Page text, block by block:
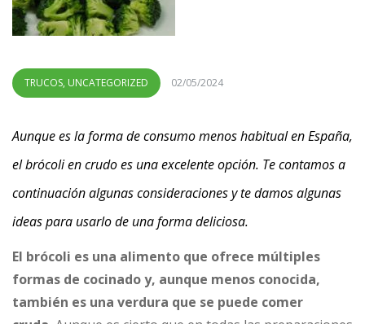
TRUCOS, UNCATEGORIZED 02/05/2024
Aunque es la forma de consumo menos habitual en España,
el brócoli en crudo es una excelente opción. Te contamos a
continuación algunas consideraciones y te damos algunas
ideas para usarlo de una forma deliciosa.
El brócoli es una alimento que ofrece múltiples
formas de cocinado y, aunque menos conocida,
también es una verdura que se puede comer